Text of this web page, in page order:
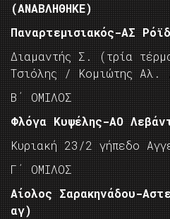
(ΑΝΑΒΛΗΘΗΚΕ)
Παναρτεμισιακός-ΑΣ
Διαμαντής Σ. (τρία
Τσιόλης / Κομιώτης Αλ.
Β΄ ΟΜΙΛΟΣ
Φλόγα Κυψέλης-ΑΟ
Κυριακή 23/2 γήπεδο
Γ΄ ΟΜΙΛΟΣ
Αίολος Σαρακηνάδου-
αγ)